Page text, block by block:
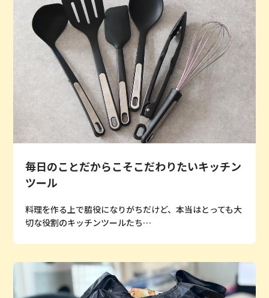
毎日のことだからこそこだわりたいキッチン
ツール
料理を作る上で脇役になりがちだけど、本当はとっても大
切な役割のキッチンツールたち…